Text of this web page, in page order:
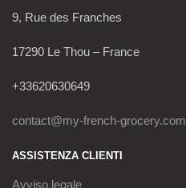
9, Rue des Franches
17290 Le Thou – France
+33620630649
contact@my-french-grocery.com
ASSISTENZA CLIENTI
Avviso legale